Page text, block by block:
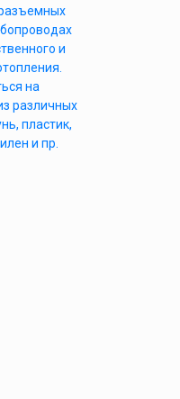
и
на
различных
пластик,
и пр.